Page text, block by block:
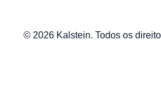
© 2026 Kalstein. Todos os